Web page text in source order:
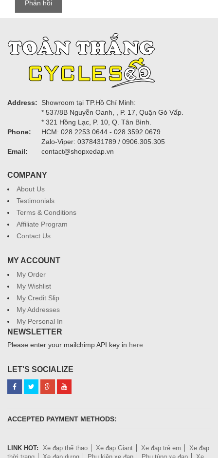
Address:
Showroom tại TP.Hồ Chí Minh:
* 537/8B Nguyễn Oanh, , P. 17, Quận Gò Vấp.
* 321 Hồng Lạc, P. 10, Q. Tân Bình.
Phone:
HCM: 028.2253.0644 - 028.3592.0679
Zalo-Viper: 0378431789 / 0906.305.305
Email:
contact@shopxedap.vn
COMPANY
About Us
Testimonials
Terms & Conditions
Affiliate Program
Contact Us
MY ACCOUNT
My Order
My Wishlist
My Credit Slip
My Addresses
My Personal In
NEWSLETTER
Please enter your mailchimp API key in here
LET'S SOCIALIZE
ACCEPTED PAYMENT METHODS:
LINK HOT: Xe đạp thể thao Xe đạp Giant Xe đạp trẻ em
Xe đạp